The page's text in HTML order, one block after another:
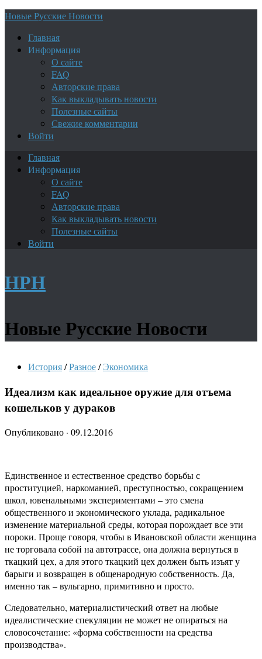
Новые Русские Новости
Главная
Информация
О сайте
FAQ
Авторские права
Как выкладывать новости
Полезные сайты
Свежие комментарии
Войти
Главная
Информация
О сайте
FAQ
Авторские права
Как выкладывать новости
Полезные сайты
Войти
НРН
Новые Русские Новости
История/Разное/ Экономика
Идеализм как идеальное оружие для отъема
кошельков у дураков
Опубликовано · 09.12.2016
Единственное и естественное средство борьбы с
проституцией, наркоманией, преступностью, сокращением
школ, ювенальными экспериментами – это смена
общественного и экономического уклада, радикальное
изменение материальной среды, которая порождает все эти
пороки. Проще говоря, чтобы в Ивановской области женщина
не торговала собой на автотрассе, она должна вернуться в
ткацкий цех, а для этого ткацкий цех должен быть изъят у
барыги и возвращен в общенародную собственность. Да,
именно так – вульгарно, примитивно и просто.
Следовательно, материалистический ответ на любые
идеалистические спекуляции не может не опираться на
словосочетание: «форма собственности на средства
производства».